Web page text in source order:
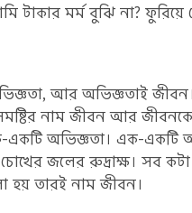
টাকার মর্ম বুঝি না? ফুরিয়ে
আর অভিজ্ঞতাই জীবন।
নাম জীবন আর
একটি অভিজ্ঞতা। এক-একটি
জলের রুদ্রাক্ষ। সব কটা
হয় তারই নাম জীবন।